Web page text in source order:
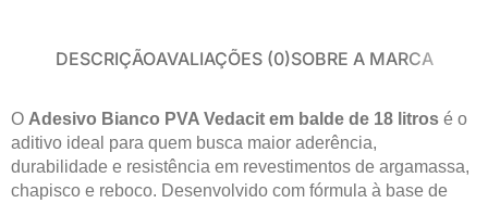
DESCRIÇÃOAVALIAÇÕES (0)SOBRE A MARCA
O Adesivo Bianco PVA Vedacit em balde de 18 litros é o
aditivo ideal para quem busca maior aderência,
durabilidade e resistência em revestimentos de argamassa,
chapisco e reboco. Desenvolvido com fórmula à base de